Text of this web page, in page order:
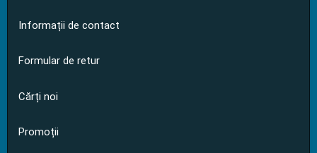
Informații de contact
Formular de retur
Cărți noi
Promoții